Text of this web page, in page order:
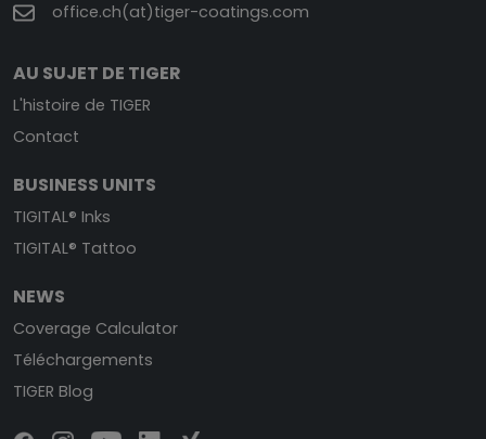
office.ch(at)tiger-coatings.com
AU SUJET DE TIGER
L'histoire de TIGER
Contact
BUSINESS UNITS
TIGITAL® Inks
TIGITAL® Tattoo
NEWS
Coverage Calculator
Téléchargements
TIGER Blog